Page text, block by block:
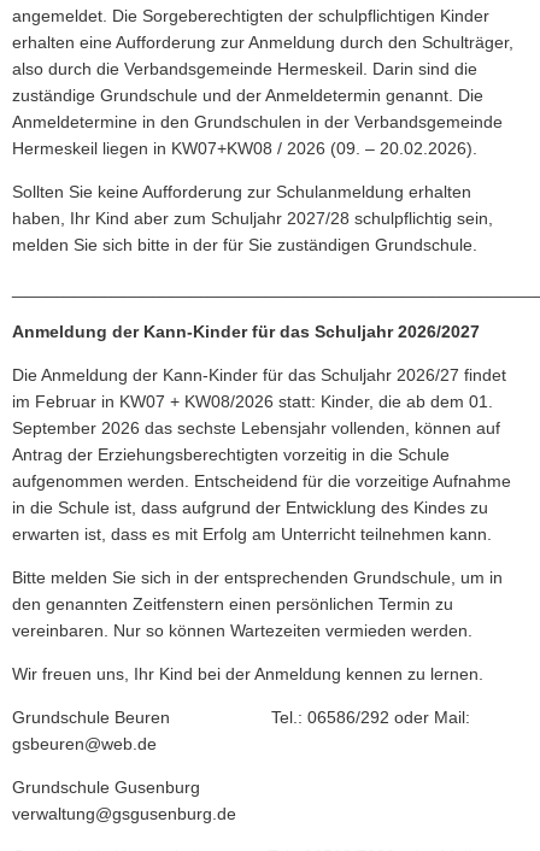
angemeldet. Die Sorgeberechtigten der schulpflichtigen Kinder
erhalten eine Aufforderung zur Anmeldung durch den Schulträger,
also durch die Verbandsgemeinde Hermeskeil. Darin sind die
zuständige Grundschule und der Anmeldetermin genannt. Die
Anmeldetermine in den Grundschulen in der Verbandsgemeinde
Hermeskeil liegen in KW07+KW08 / 2026 (09. – 20.02.2026).
Sollten Sie keine Aufforderung zur Schulanmeldung erhalten
haben, Ihr Kind aber zum Schuljahr 2027/28 schulpflichtig sein,
melden Sie sich bitte in der für Sie zuständigen Grundschule.
Anmeldung der Kann-Kinder für das Schuljahr 2026/2027
Die Anmeldung der Kann-Kinder für das Schuljahr 2026/27 findet
im Februar in KW07 + KW08/2026 statt: Kinder, die ab dem 01.
September 2026 das sechste Lebensjahr vollenden, können auf
Antrag der Erziehungsberechtigten vorzeitig in die Schule
aufgenommen werden. Entscheidend für die vorzeitige Aufnahme
in die Schule ist, dass aufgrund der Entwicklung des Kindes zu
erwarten ist, dass es mit Erfolg am Unterricht teilnehmen kann.
Bitte melden Sie sich in der entsprechenden Grundschule, um in
den genannten Zeitfenstern einen persönlichen Termin zu
vereinbaren. Nur so können Wartezeiten vermieden werden.
Wir freuen uns, Ihr Kind bei der Anmeldung kennen zu lernen.
Grundschule Beuren Tel.: 06586/292 oder Mail:
gsbeuren@web.de
Grundschule Gusenburg
verwaltung@gsgusenburg.de